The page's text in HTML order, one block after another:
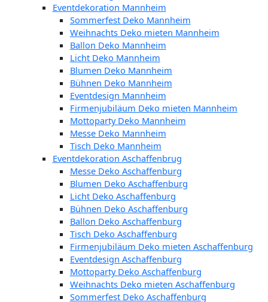
Eventdekoration Mannheim
Sommerfest Deko Mannheim
Weihnachts Deko mieten Mannheim
Ballon Deko Mannheim
Licht Deko Mannheim
Blumen Deko Mannheim
Bühnen Deko Mannheim
Eventdesign Mannheim
Firmenjubiläum Deko mieten Mannheim
Mottoparty Deko Mannheim
Messe Deko Mannheim
Tisch Deko Mannheim
Eventdekoration Aschaffenbrug
Messe Deko Aschaffenburg
Blumen Deko Aschaffenburg
Licht Deko Aschaffenburg
Bühnen Deko Aschaffenburg
Ballon Deko Aschaffenburg
Tisch Deko Aschaffenburg
Firmenjubiläum Deko mieten Aschaffenburg
Eventdesign Aschaffenburg
Mottoparty Deko Aschaffenburg
Weihnachts Deko mieten Aschaffenburg
Sommerfest Deko Aschaffenburg